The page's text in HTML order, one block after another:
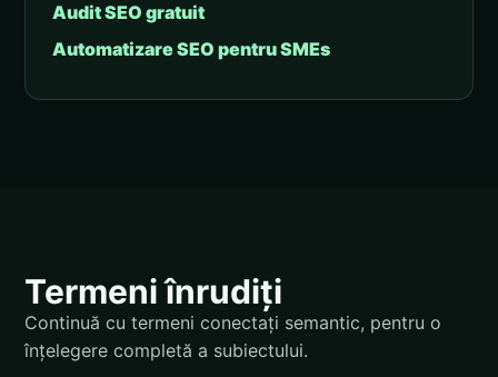
Audit SEO gratuit
Automatizare SEO pentru SMEs
Termeni înrudiți
Continuă cu termeni conectați semantic, pentru o
înțelegere completă a subiectului.